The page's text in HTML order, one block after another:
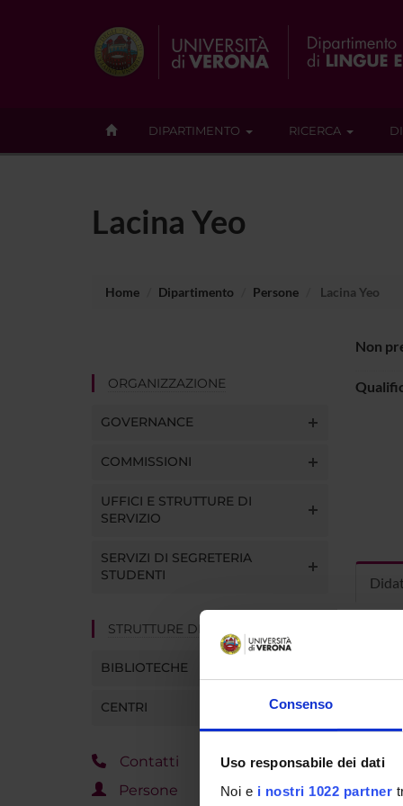
Consenso
Uso responsabile dei dati
Noi e i nostri 1022 partner
DIPARTIMENTO RICERCA
Lacina Yeo
Home Dipartimento Persone Lacina Yeo
ORGANIZZAZIONE
GOVERNANCE
COMMISSIONI
UFFICI E STRUTTURE DI
SERVIZIO
SERVIZI DI SEGRETERIA
STUDENTI
STRUTTURE DEL DIPARTIMENTO
BIBLIOTECHE
CENTRI
Contatti
Persone
Non